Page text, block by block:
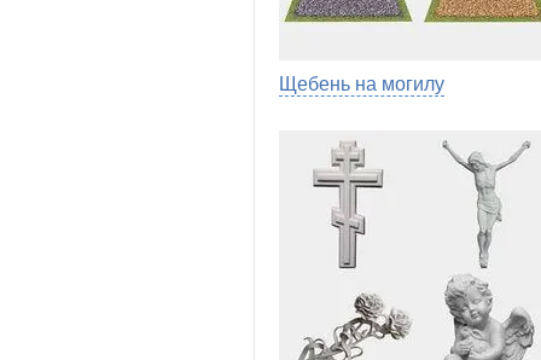
Щебень на могилу